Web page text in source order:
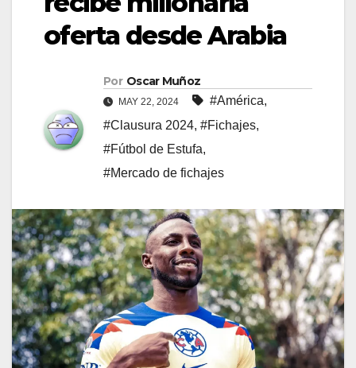
oferta desde Arabia
Por Oscar Muñoz
MAY 22, 2024 #América,
#Clausura 2024, #Fichajes,
#Fútbol de Estufa,
#Mercado de fichajes